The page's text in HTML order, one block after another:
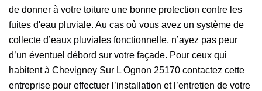
de donner à votre toiture une bonne protection contre les
fuites d'eau pluviale. Au cas où vous avez un système de
collecte d’eaux pluviales fonctionnelle, n’ayez pas peur
d’un éventuel débord sur votre façade. Pour ceux qui
habitent à Chevigney Sur L Ognon 25170 contactez cette
entreprise pour effectuer l’installation et l’entretien de votre